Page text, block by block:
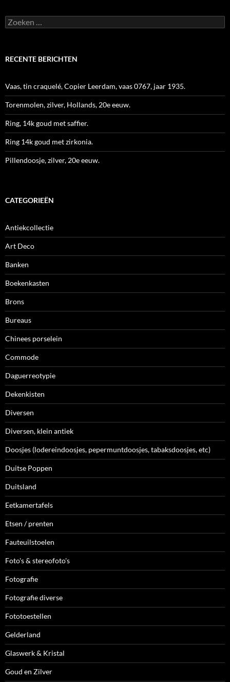
Zoeken
naar:
RECENTE BERICHTEN
Vaas, tin craquelé, Copier Leerdam, vaas 0767, jaar 1935.
Torenmolen, zilver, Hollands, 20e eeuw.
Ring, 14k goud met saffier.
Ring 14k goud met zirkonia.
Pillendoosje, zilver, 20e eeuw.
CATEGORIEËN
Antiekcollectie
Art Deco
Banken
Boekenkasten
Brons
Bureaus
Chinees porselein
Commode
Daguerreotypie
Dekenkisten
Diversen
Diversen, klein antiek
Doosjes (lodereindoosjes, pepermuntdoosjes, tabaksdoosjes, etc)
Duitse Poppen
Duitsland
Eetkamertafels
Etsen / prenten
Fauteuilstoelen
Foto's & stereofoto's
Fotografie
Fotografie diverse
Fototoestellen
Gelderland
Glaswerk & Kristal
Goud en Zilver